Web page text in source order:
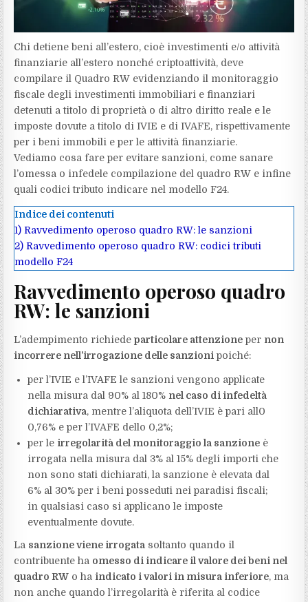
Chi detiene beni all’estero, cioè investimenti e/o attività
finanziarie all’estero nonché criptoattività, deve
compilare il Quadro RW evidenziando il monitoraggio
fiscale degli investimenti immobiliari e finanziari
detenuti a titolo di proprietà o di altro diritto reale e le
imposte dovute a titolo di IVIE e di IVAFE, rispettivamente
per i beni immobili e per le attività finanziarie.
Vediamo cosa fare per evitare sanzioni, come sanare
l’omessa o infedele compilazione del quadro RW e infine
quali codici tributo indicare nel modello F24.
Indice dei contenuti
1) Ravvedimento operoso quadro RW: le sanzioni
2) Ravvedimento operoso quadro RW: codici tributi
modello F24
Ravvedimento operoso quadro
RW: le sanzioni
L’adempimento richiedeparticolare attenzione per non
incorrere nell’irrogazione delle sanzioni poiché:
per l’IVIE e l’IVAFE le sanzioni vengono applicate
nella misura dal 90% al 180% nel caso di infedeltà
dichiarativa, mentre l’aliquota dell’IVIE è pari all0
0,76% e per l’IVAFE dello 0,2%;
per le irregolarità del monitoraggio la sanzione è
irrogata nella misura dal 3% al 15% degli importi che
non sono stati dichiarati, la sanzione è elevata dal
6% al 30% per i beni posseduti nei paradisi fiscali;
in qualsiasi caso si applicano le imposte
eventualmente dovute.
La sanzione viene irrogata soltanto quando il
contribuente ha omesso di indicare il valore dei beni nel
quadro RW o ha indicato i valori in misura inferiore, ma
non anche quando l’irregolarità è riferita al codice